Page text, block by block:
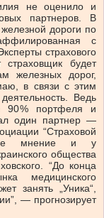
не оценило и
партнеров. В
железной дороги по
с
страхового
будет
железных дорог,
в связи с этим
Ведь
% портфеля и
один парт­нер —
“Страховой
мнение и у
общества
“До конца
медицинского
занять „Уника“,
— прогнозирует